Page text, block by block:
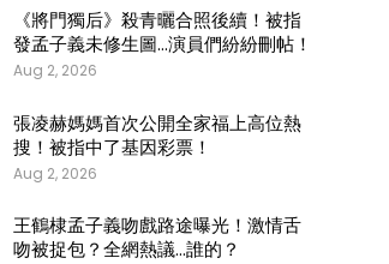
《將門獨后》殺青曬合照後續！被指
發孟子義未修生圖…演員們紛紛刪帖！
Aug 2, 2026
張凌赫媽媽首次公開全家福上高位熱
搜！被指中了基因彩票！
Aug 2, 2026
王鶴棣孟子義吻戲路途曝光！激情舌
吻被捉包？全網熱議…誰的？